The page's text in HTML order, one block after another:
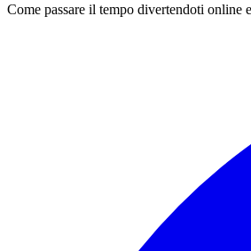
Come passare il tempo divertendoti online